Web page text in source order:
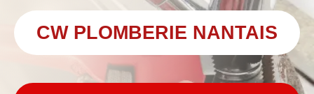
CW PLOMBERIE NANTAIS